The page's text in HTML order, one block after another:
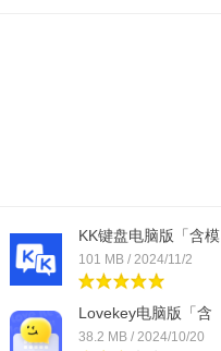
KK键盘电脑版「含模
拟...
101 MB / 2024/11/2
Lovekey电脑版「含
模拟...
38.2 MB / 2024/10/20